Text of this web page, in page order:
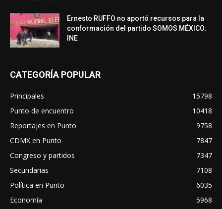
Ernesto RUFFO no aportó recursos para la
conformación del partido SOMOS MÉXICO:
INE
CATEGORÍA POPULAR
Principales
15798
Punto de encuentro
10418
Reportajes en Punto
9758
CDMX en Punto
7847
Congreso y partidos
7347
Secundarias
7108
Política en Punto
6035
Economía
5968